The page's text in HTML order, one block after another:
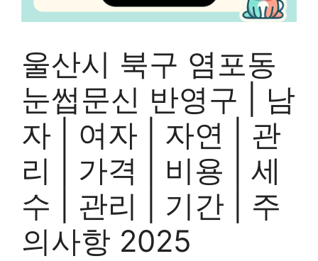
울산시 북구 염포동
눈썹문신 반영구 | 남
자 | 여자 | 자연 | 관
리 | 가격 | 비용 | 세
수 | 관리 | 기간 | 주
의사항 2025